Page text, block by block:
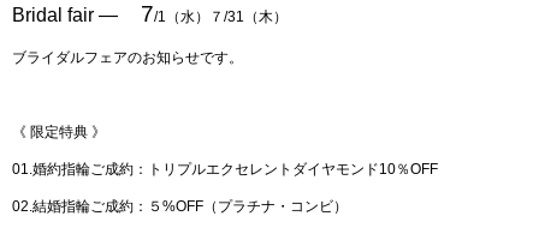
Bridal fair ― 7/1（水）７/31（木）
ブライダルフェアのお知らせです。
《 限定特典 》
01.婚約指輪ご成約： トリプルエクセレントダイヤモンド10％OFF
02.結婚指輪ご成約：５%OFF（プラチナ・コンビ）